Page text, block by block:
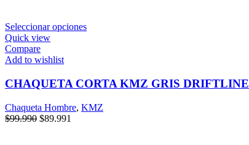
Seleccionar opciones
Quick view
Compare
Add to wishlist
CHAQUETA CORTA KMZ GRIS DRIFTLINE
Chaqueta Hombre, KMZ
$99.990 $89.991